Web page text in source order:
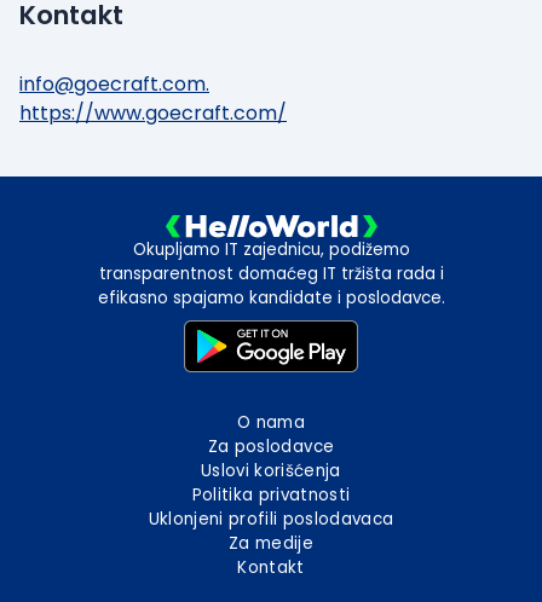
Kontakt
info@goecraft.com.
https://www.goecraft.com/
Okupljamo IT zajednicu, podižemo
transparentnost domaćeg IT tržišta rada i
efikasno spajamo kandidate i poslodavce.
O nama
Za poslodavce
Uslovi korišćenja
Politika privatnosti
Uklonjeni profili poslodavaca
Za medije
Kontakt